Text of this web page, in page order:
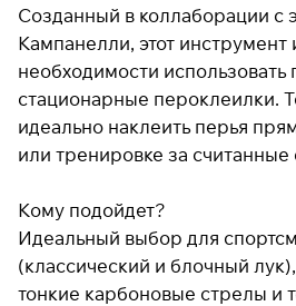
Созданный в коллаборации с
Кампанелли, этот инструмент
необходимости использовать
стационарные пероклеилки.
идеально наклеить перья
или тренировке за считанные
Кому подойдет?
Идеальный выбор для
(классический и блочный
тонкие карбоновые стрелы и
применяются.
Подробнее
об оплате Плайтом
недели
Остались
8 800 302-
plait.ru